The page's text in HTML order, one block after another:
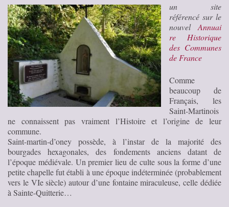
un site
référencé sur le
nouvel Annuai
re Historique
des Communes
de France
Comme
beaucoup de
Français, les
Saint-Martinois
ne connaissent pas vraiment l’Histoire et l’origine de leur
commune.
Saint-martin-d’oney possède, à l’instar de la majorité des
bourgades hexagonales, des fondements anciens datant de
l’époque médiévale. Un premier lieu de culte sous la forme d’une
petite chapelle fut établi à une époque indéterminée (probablement
vers le VIe siècle) autour d’une fontaine miraculeuse, celle dédiée
à Sainte-Quitterie…